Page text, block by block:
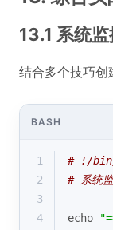
13.1 系统
结合多个技巧创
BASH
1
# !/
2
# 系统
3
4
echo